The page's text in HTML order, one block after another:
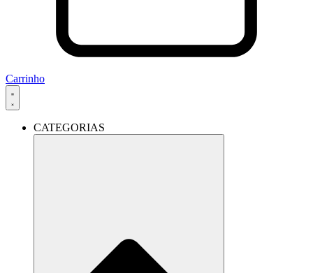
Carrinho
CATEGORIAS